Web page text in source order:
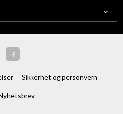
Sikkerhet og personvern